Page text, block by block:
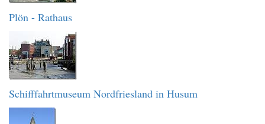
Plön - Rathaus
Schifffahrtmuseum Nordfriesland in Husum